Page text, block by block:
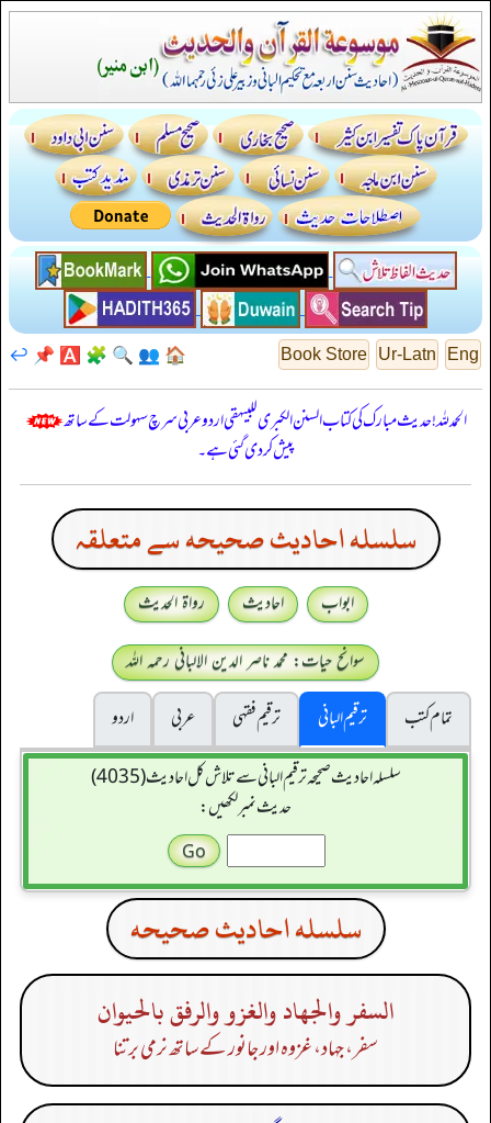
Eng
Ur-Latn
Book Store
🏠
👥
🔍
🧩
🅰️
📌
↩️
الحمدللہ! حدیث مبارک کی کتاب السنن الكبرى للبيهقي اردو عربی سرچ سہولت کے ساتھ
پیش کر دی گئی ہے۔
سلسله احاديث صحيحه سے متعلقہ
ابواب احادیث
رواۃ الحدیث
سوانح حیات: محمد ناصر الدین الالبانی رحمہ اللہ
تمام کتب
ترقیم البانی ترقيم فقہی عربی
اردو
سلسله احاديث صحيحه ترقیم البانی سے تلاش کل احادیث (4035)
حدیث نمبر لکھیں:
سلسله احاديث صحيحه
السفر والجهاد والغزو والرفق بالحيوان
سفر، جہاد، غزوہ اور جانور کے ساتھ نرمی برتنا